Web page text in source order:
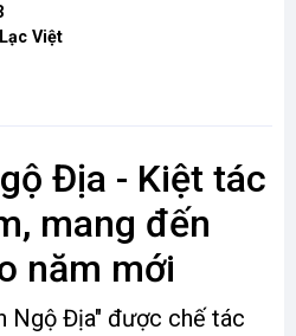
Việt
Địa - Kiệt tác
mang đến
năm mới
Ngộ Địa" được chế tác